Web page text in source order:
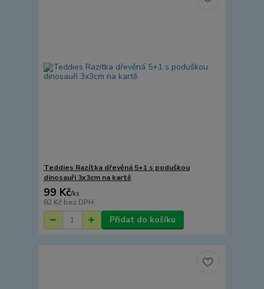
Teddies Razítka dřevěná 5+1 s poduškou
dinosauři 3x3cm na kartě
99 Kč/ks
82 Kč bez DPH
Přidat do košíku